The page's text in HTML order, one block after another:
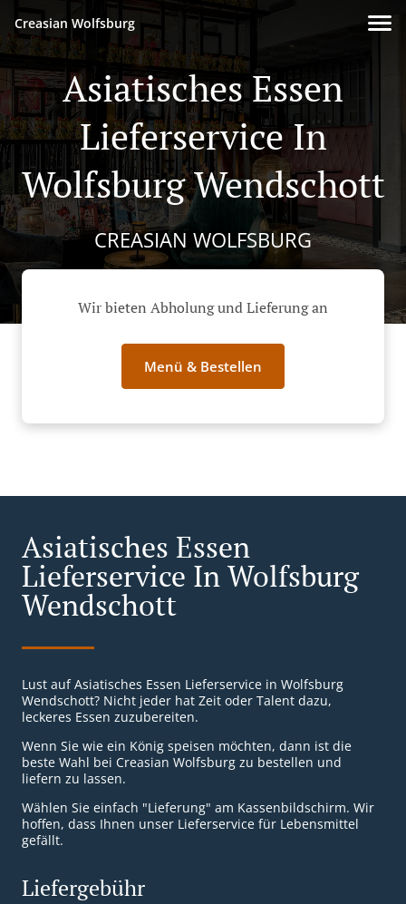
Creasian Wolfsburg
Asiatisches Essen
Lieferservice In
Wolfsburg Wendschott
CREASIAN WOLFSBURG
Wir bieten Abholung und Lieferung an
Menü & Bestellen
Asiatisches Essen
Lieferservice In Wolfsburg
Wendschott
Lust auf Asiatisches Essen Lieferservice in Wolfsburg
Wendschott? Nicht jeder hat Zeit oder Talent dazu,
leckeres Essen zuzubereiten.
Wenn Sie wie ein König speisen möchten, dann ist die
beste Wahl bei Creasian Wolfsburg zu bestellen und
liefern zu lassen.
Wählen Sie einfach "Lieferung" am Kassenbildschirm. Wir
hoffen, dass Ihnen unser Lieferservice für Lebensmittel
gefällt.
Liefergebühr